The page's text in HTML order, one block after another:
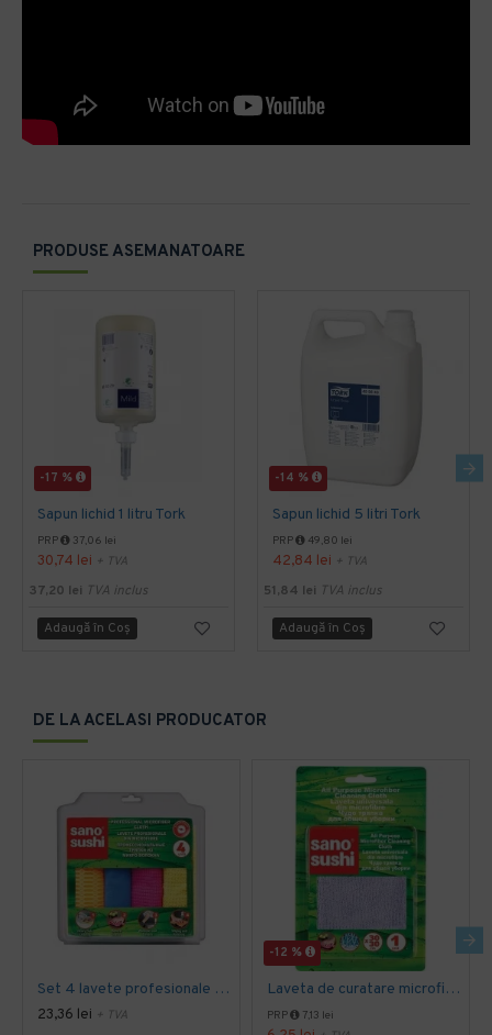
PRODUSE ASEMANATOARE
-17 %
Sapun lichid 1 litru Tork
PRP 37,06 lei
30,74 lei + TVA
37,20 lei TVA inclus
Adaugă în Coş
-14 %
Sapun lichid 5 litri Tork
PRP 49,80 lei
42,84 lei + TVA
51,84 lei TVA inclus
Adaugă în Coş
DE LA ACELASI PRODUCATOR
Set 4 lavete profesionale din microfibre Sano Sushi
23,36 lei + TVA
-12 %
Laveta de curatare microfibra 30 x 30 cm, Sano Sushi
PRP 7,13 lei